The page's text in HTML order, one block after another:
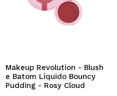
Makeup Revolution - Blush
e Batom Líquido Bouncy
Pudding - Rosy Cloud